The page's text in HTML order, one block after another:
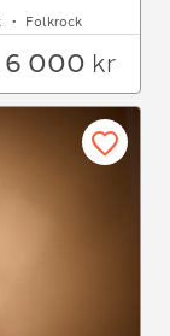
Folkrock
6 000 kr